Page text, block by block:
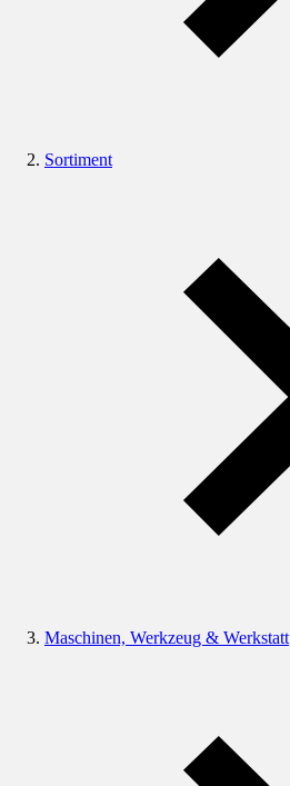
Sortiment
Maschinen, Werkzeug & Werkstatt